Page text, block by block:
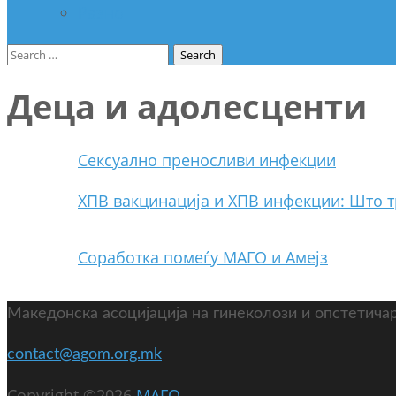
Search
Деца и адолесценти
Сексуално преносливи инфекции
ХПВ вакцинација и ХПВ инфекции: Што
Соработка помеѓу МАГО и Амејз
Македонска асоцијација на гинеколози и
contact@agom.org.mk